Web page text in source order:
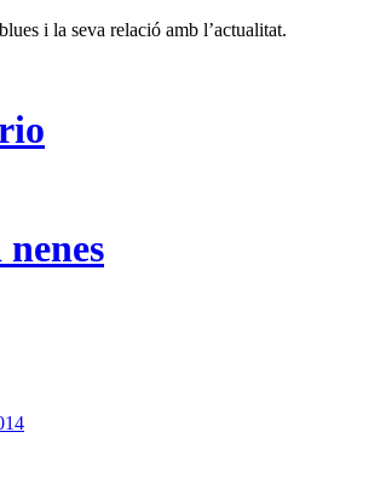
i la seva relació amb l’actualitat.